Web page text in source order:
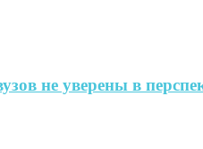
не уверены в